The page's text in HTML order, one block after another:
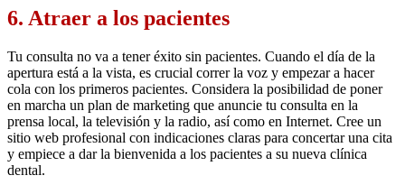
6. Atraer a los pacientes
Tu consulta no va a tener éxito sin pacientes. Cuando el día de la
apertura está a la vista, es crucial correr la voz y empezar a hacer
cola con los primeros pacientes. Considera la posibilidad de poner
en marcha un plan de marketing que anuncie tu consulta en la
prensa local, la televisión y la radio, así como en Internet. Cree un
sitio web profesional con indicaciones claras para concertar una cita
y empiece a dar la bienvenida a los pacientes a su nueva clínica
dental.